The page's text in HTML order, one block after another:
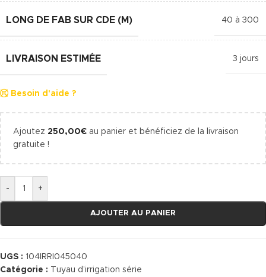
LONG DE FAB SUR CDE (M) 40 à 300
LIVRAISON ESTIMÉE 3 jours
Besoin d'aide ?
Ajoutez 250,00€ au panier et bénéficiez de la livraison
gratuite !
- +
AJOUTER AU PANIER
UGS : 104IRRI045040
Catégorie :
Tuyau d’irrigation série